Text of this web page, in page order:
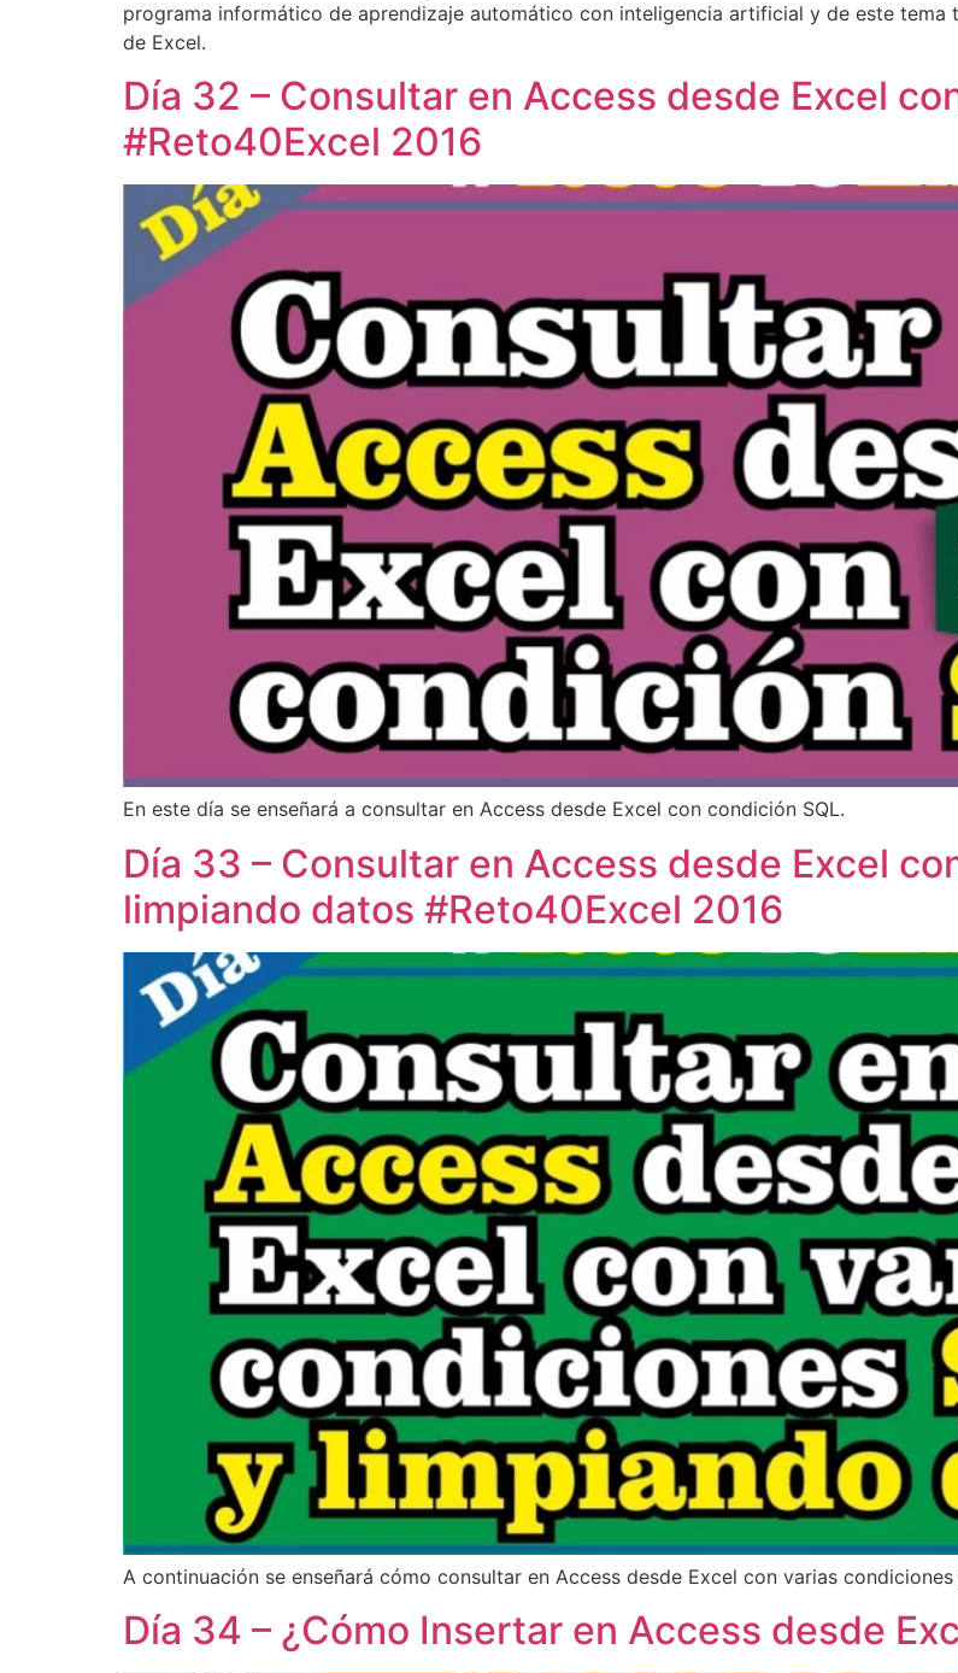
programa informático de aprendizaje automático con inteligencia artificial y de este tema
de Excel.
Día 32 – Consultar en Access desde Excel
#Reto40Excel 2016
En este día se enseñará a consultar en Access desde Excel con condición SQL.
Día 33 – Consultar en Access desde Excel
limpiando datos #Reto40Excel 2016
A continuación se enseñará cómo consultar en Access desde Excel con varias
Día 34 – ¿Cómo Insertar en Access desde